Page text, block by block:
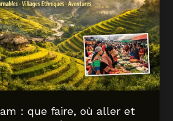
: que faire, où aller et